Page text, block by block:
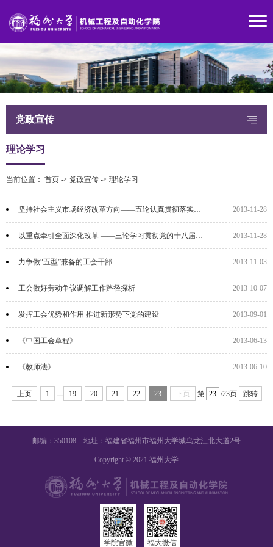
党政宣传
理论学习
当前位置： 首页 -> 党政宣传 -> 理论学习
坚持社会主义市场经济改革方向——五论认真贯彻落实十八届三中全会精神 2013-11-28
以重点牵引全面深化改革 ——三论学习贯彻党的十八届三中全会精神 2013-11-28
力争做“五型”兼备的工会干部 2013-11-03
工会做好劳动争议调解工作路径探析 2013-10-07
发挥工会优势和作用 推进新形势下党的建设 2013-09-01
《中国工会章程》 2013-06-13
《教师法》 2013-06-10
上页 1 ... 19 20 21 22 23 下页 第 /23页 跳转
邮编：350108 地址：福建省福州市福州大学城乌龙江北大道2号
Copyright © 2021 福州大学
学院官微 福大微信